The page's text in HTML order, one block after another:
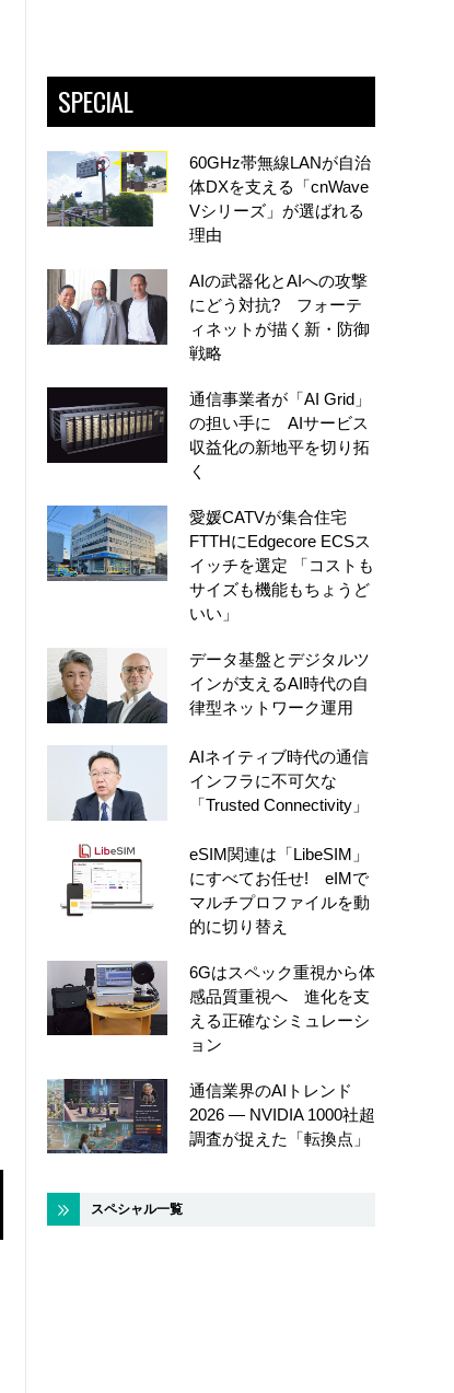
SPECIAL
60GHz帯無線LANが自治
体DXを支える「cnWave
Vシリーズ」が選ばれる
理由
AIの武器化とAIへの攻撃
にどう対抗? フォーテ
ィネットが描く新・防御
戦略
通信事業者が「AI Grid」
の担い手に AIサービス
収益化の新地平を切り拓
く
愛媛CATVが集合住宅
FTTHにEdgecore ECSス
イッチを選定 「コストも
サイズも機能もちょうど
いい」
データ基盤とデジタルツ
インが支えるAI時代の自
律型ネットワーク運用
AIネイティブ時代の通信
インフラに不可欠な
「Trusted Connectivity」
eSIM関連は「LibeSIM」
にすべてお任せ! eIMで
マルチプロファイルを動
的に切り替え
6Gはスペック重視から体
感品質重視へ 進化を支
える正確なシミュレーシ
ョン
通信業界のAIトレンド
2026 ― NVIDIA 1000社超
調査が捉えた「転換点」
スペシャル一覧